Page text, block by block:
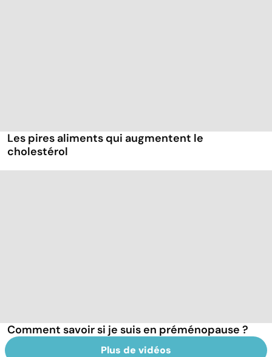
Les pires aliments qui augmentent le
cholestérol
Comment savoir si je suis en préménopause ?
Plus de vidéos